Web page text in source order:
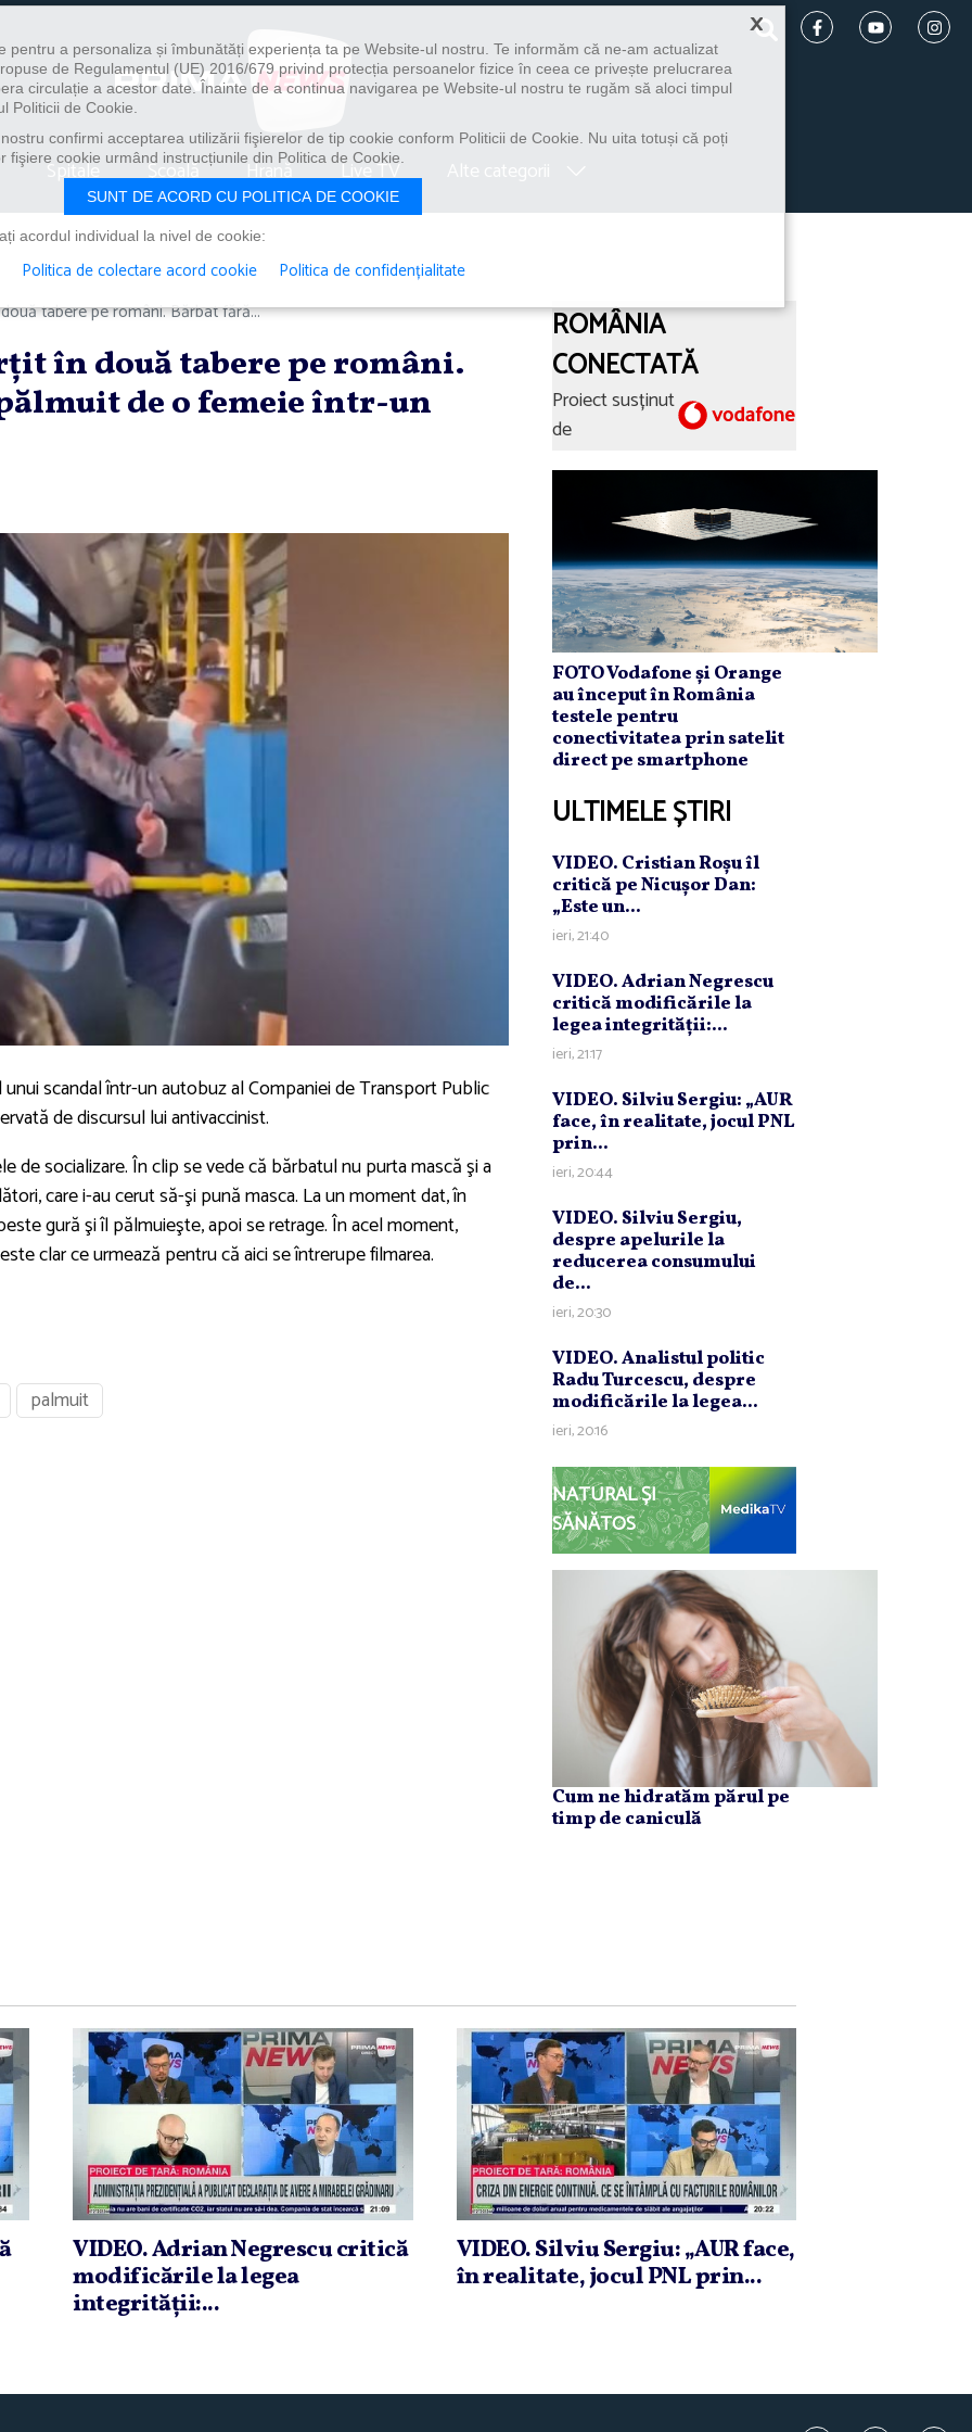
Spitale Școală Hrană Live TV
tabere pe români. Bărbat fără...
în două tabere pe români.
de o femeie într-un
scandal într-un autobuz al Companiei de Transport Public
de discursul lui antivaccinist.
de socializare. În clip se vede că bărbatul nu purta mască şi a
care i-au cerut să-şi pună masca. La un moment dat, în
gură şi îl pălmuieşte, apoi se retrage. În acel moment,
clar ce urmează pentru că aici se întrerupe filmarea.
palmuit
ROMÂNIA
CONECTATĂ
Proiect susținut
de
FOTO Vodafone și Orange
au început în România
testele pentru
conectivitatea prin satelit
direct pe smartphone
ULTIMELE ȘTIRI
VIDEO. Cristian Roşu îl
critică pe Nicuşor Dan:
„Este un...
ieri, 21:40
VIDEO. Adrian Negrescu
critică modificările la
legea integrităţii:...
ieri, 21:17
VIDEO. Silviu Sergiu: „AUR
face, în realitate, jocul PNL
prin...
ieri, 20:44
VIDEO. Silviu Sergiu,
despre apelurile la
reducerea consumului
de...
ieri, 20:30
VIDEO. Analistul politic
Radu Turcescu, despre
modificările la legea...
ieri, 20:16
NATURAL ȘI
SĂNĂTOS
Cum ne hidratăm părul pe
timp de caniculă
VIDEO. Adrian Negrescu critică
modificările la legea
integrităţii:...
VIDEO. Silviu Sergiu: „AUR face,
în realitate, jocul PNL prin...
×
pentru a personaliza și îmbunătăți experiența ta pe Website-ul nostru. Te informăm că ne-am actualizat
de Regulamentul (UE) 2016/679 privind protecția persoanelor fizice în ceea ce privește prelucrarea
circulație a acestor date. Înainte de a continua navigarea pe Website-ul nostru te rugăm să aloci timpul
Politicii de Cookie.
confirmi acceptarea utilizării fişierelor de tip cookie conform Politicii de Cookie. Nu uita totuși că poți
cookie urmând instrucțiunile din Politica de Cookie.
SUNT DE ACORD CU POLITICA DE COOKIE
acordul individual la nivel de cookie:
Politica de colectare acord cookie Politica de confidențialitate